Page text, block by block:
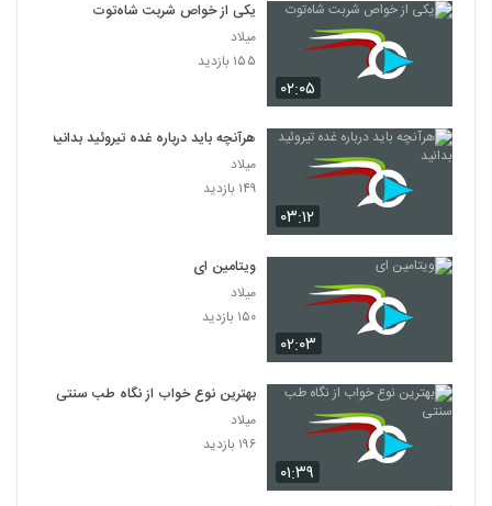
۰۲:۰۵
یکی از خواص شربت شاه‌توت
میلاد
۱۵۵ بازدید
۰۳:۱۲
هرآنچه باید درباره غده تیروئید بدانید
میلاد
۱۴۹ بازدید
۰۲:۰۳
ویتامین‌ ای
میلاد
۱۵۰ بازدید
۰۱:۳۹
بهترین نوع خواب از نگاه طب سنتی
میلاد
۱۹۶ بازدید